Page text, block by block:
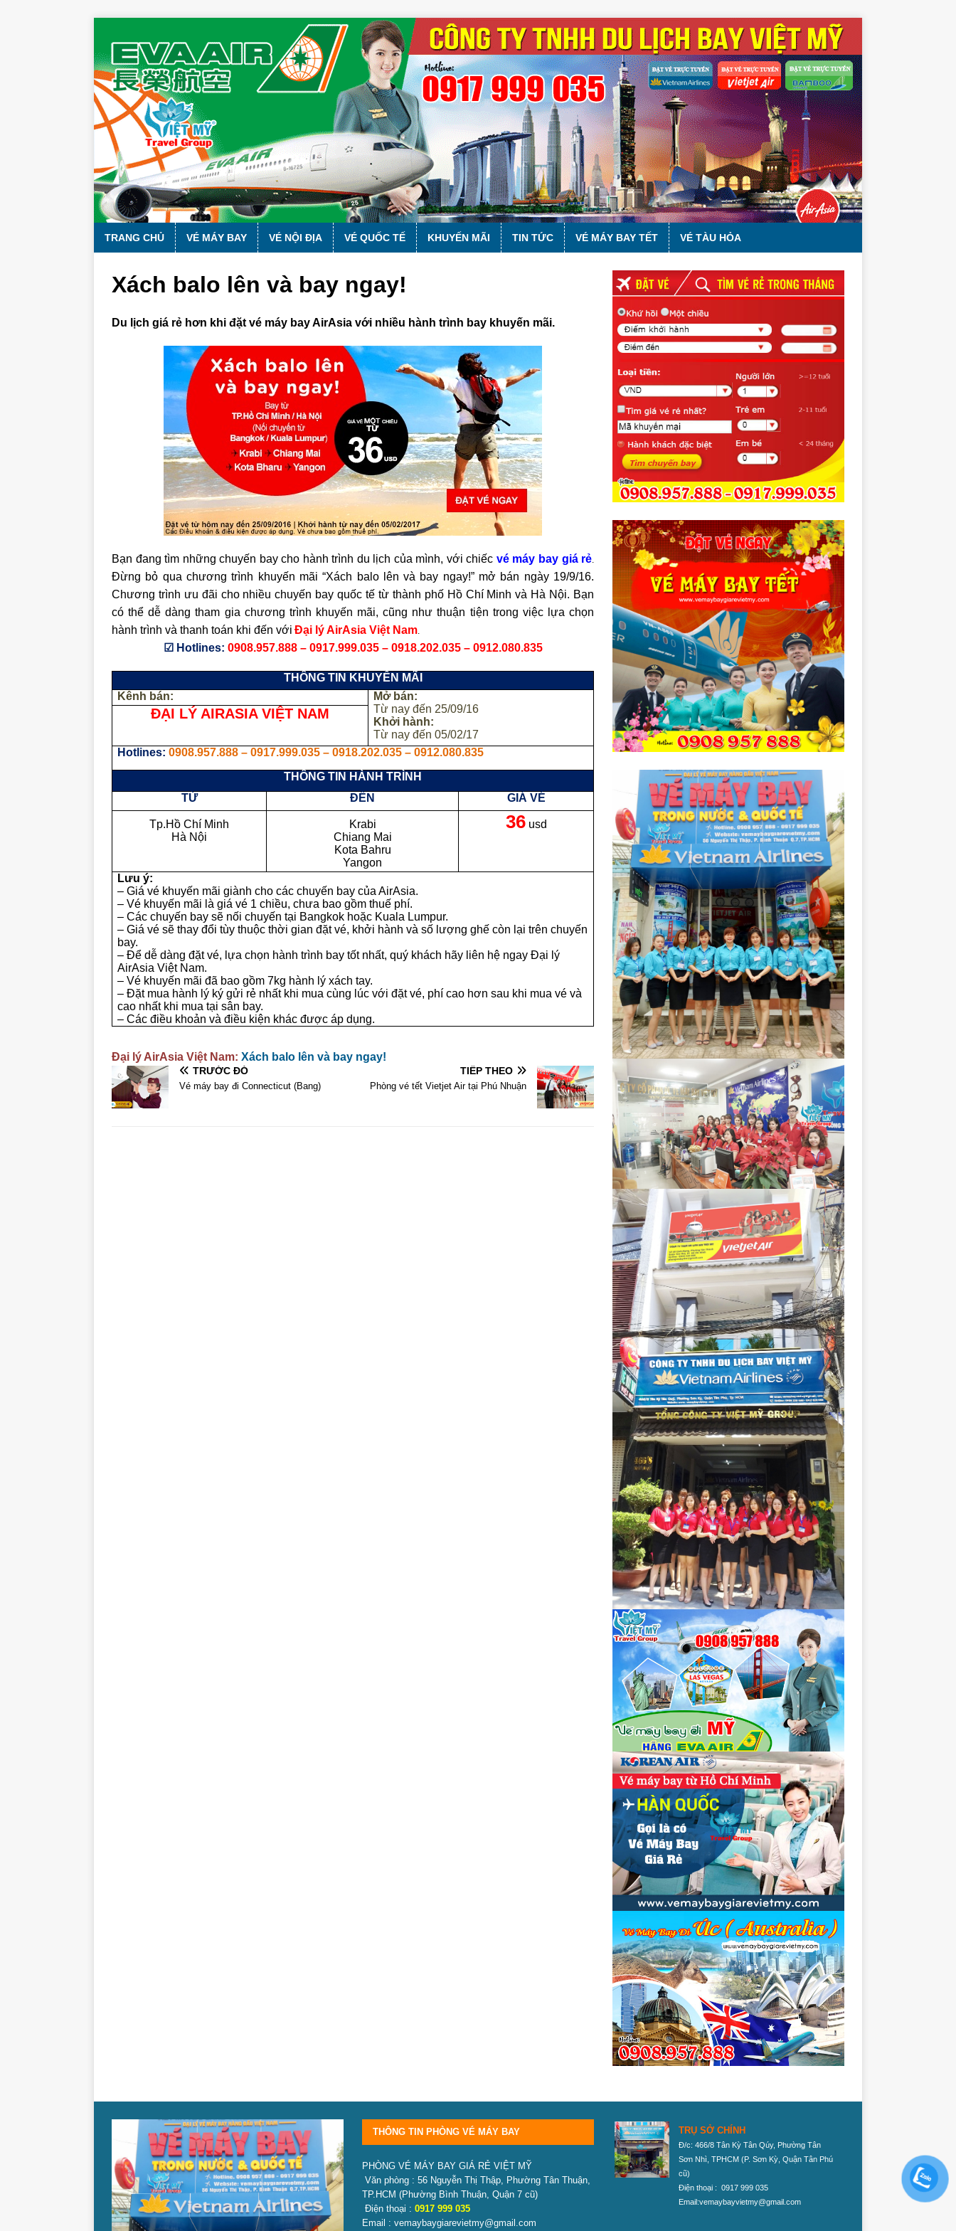
TRANG CHỦ VÉ MÁY BAY VÉ NỘI ĐỊA VÉ QUỐC TẾ KHUYẾN MÃI TIN TỨC VÉ MÁY BAY TẾT VÉ TÀU HỎA
Xách balo lên và bay ngay!
Du lịch giá rẻ hơn khi đặt vé máy bay AirAsia với nhiều hành trình bay khuyến mãi.
Bạn đang tìm những chuyến bay cho hành trình du lịch của mình, với chiếc vé máy bay giá rẻ.
Đừng bỏ qua chương trình khuyến mãi “Xách balo lên và bay ngay!” mở bán ngày 19/9/16.
Chương trình ưu đãi cho nhiều chuyến bay quốc tế từ thành phố Hồ Chí Minh và Hà Nội. Bạn
có thể dễ dàng tham gia chương trình khuyến mãi, cũng như thuận tiện trong việc lựa chọn
hành trình và thanh toán khi đến với Đại lý AirAsia Việt Nam.
☑ Hotlines: 0908.957.888 – 0917.999.035 – 0918.202.035 – 0912.080.835
THÔNG TIN KHUYẾN MÃI
Kênh bán:
Mở bán:
Từ nay đến 25/09/16
Khởi hành:
Từ nay đến 05/02/17
ĐẠI LÝ AIRASIA VIỆT NAM
Hotlines:0908.957.888 – 0917.999.035 – 0918.202.035 – 0912.080.835
THÔNG TIN HÀNH TRÌNH
TỪ
ĐẾN GIÁ VÉ
Tp.Hồ Chí Minh
Hà Nội
Krabi
Chiang Mai
Kota Bahru
Yangon
36 usd
Lưu ý:
– Giá vé khuyến mãi giành cho các chuyến bay của AirAsia.
– Vé khuyến mãi là giá vé 1 chiều, chưa bao gồm thuế phí.
– Các chuyến bay sẽ nối chuyến tại Bangkok hoặc Kuala Lumpur.
– Giá vé sẽ thay đổi tùy thuộc thời gian đặt vé, khởi hành và số lượng ghế còn lại trên chuyến
bay.
– Để dễ dàng đặt vé, lựa chọn hành trình bay tốt nhất, quý khách hãy liên hệ ngay Đại lý
AirAsia Việt Nam.
– Vé khuyến mãi đã bao gồm 7kg hành lý xách tay.
– Đặt mua hành lý ký gửi rẻ nhất khi mua cùng lúc với đặt vé, phí cao hơn sau khi mua vé và
cao nhất khi mua tại sân bay.
– Các điều khoản và điều kiện khác được áp dụng.
Đại lý AirAsia Việt Nam: Xách balo lên và bay ngay!
TRƯỚC ĐÓ
Vé máy bay đi Connecticut (Bang)
TIẾP THEO
Phòng vé tết Vietjet Air tại Phú Nhuận
THÔNG TIN PHÒNG VÉ MÁY BAY
PHÒNG VÉ MÁY BAY GIÁ RẺ VIỆT MỸ
Văn phòng : 56 Nguyễn Thị Thập, Phường Tân Thuận,
TP.HCM (Phường Bình Thuận, Quận 7 cũ)
Điện thoại : 0917 999 035
Email : vemaybaygiarevietmy@gmail.com
TRỤ SỞ CHÍNH
Đ/c: 466/8 Tân Kỳ Tân Qúy, Phường Tân
Sơn Nhì, TPHCM (P. Sơn Kỳ, Quận Tân Phú
cũ)
Điện thoại : 0917 999 035
Email:vemaybayvietmy@gmail.com